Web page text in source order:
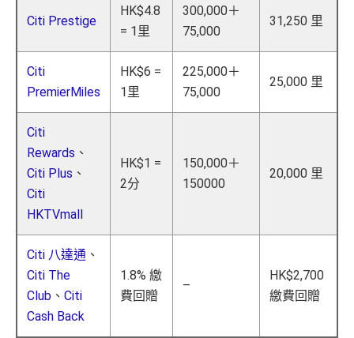
Citi Prestige
HK$4.8
= 1里
300,000＋
75,000
31,250 里
Citi
PremierMiles
HK$6 =
1里
225,000＋
75,000
25,000 里
Citi
Rewards 、
Citi Plus 、
Citi
HKTVmall
HK$1 =
2分
150,000＋
150000
20,000 里
Citi 八達通 、
Citi The
Club 、 Citi
Cash Back
1.8% 繳
費回贈
–
HK$2,700
繳費回贈